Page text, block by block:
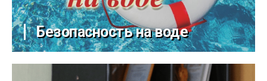
Безопасность на воде